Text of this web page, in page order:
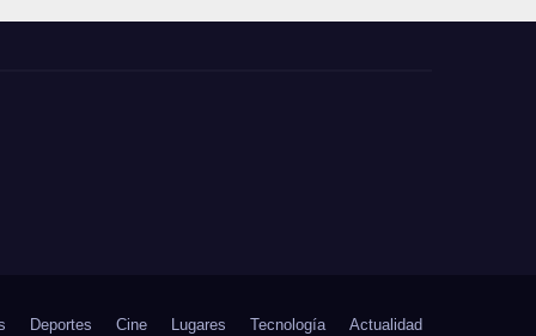
Deportes Cine Lugares Tecnología Actualidad